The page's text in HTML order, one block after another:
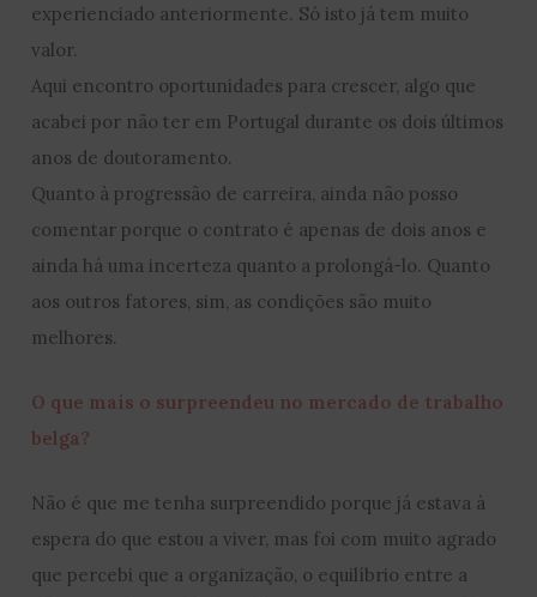
experienciado anteriormente. Só isto já tem muito
valor.
Aqui encontro oportunidades para crescer, algo que
acabei por não ter em Portugal durante os dois últimos
anos de doutoramento.
Quanto à progressão de carreira, ainda não posso
comentar porque o contrato é apenas de dois anos e
ainda há uma incerteza quanto a prolongá-lo. Quanto
aos outros fatores, sim, as condições são muito
melhores.
O que mais o surpreendeu no mercado de trabalho
belga?
Não é que me tenha surpreendido porque já estava à
espera do que estou a viver, mas foi com muito agrado
que percebi que a organização, o equilíbrio entre a